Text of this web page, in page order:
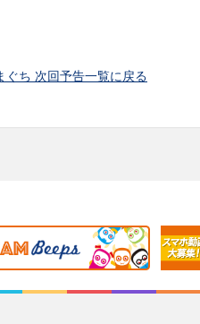
ぐち 次回予告一覧に戻る